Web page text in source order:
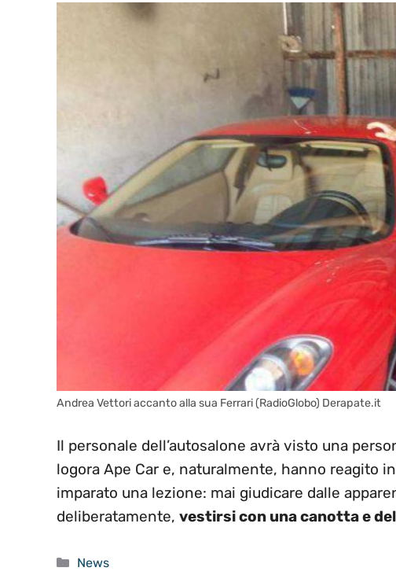
Andrea Vettori accanto alla sua Ferrari (RadioGlobo) Derapate.it
Il personale dell’autosalone avrà visto una
logora Ape Car e, naturalmente, hanno reagito
imparato una lezione: mai giudicare dalle
deliberatamente, vestirsi con una canotta e
Categorie
News